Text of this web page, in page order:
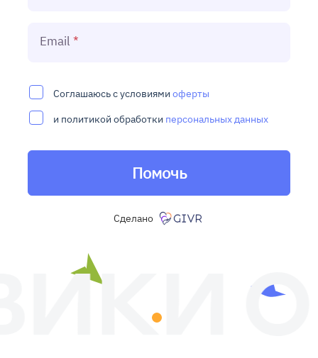
Email
Соглашаюсь с условиями оферты
и политикой обработки персональных данных
Помочь
Сделано